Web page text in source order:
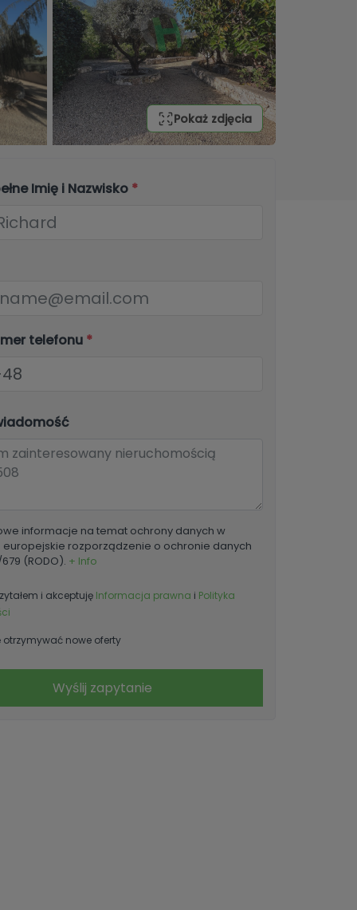
Pokaż zdjęcia
Imię i Nazwisko *
telefonu *
informacje na temat ochrony danych w
rozporządzenie o ochronie danych
(RODO). + Info
i akceptuję Informacja prawna i Polityka
nowe oferty
Wyślij zapytanie